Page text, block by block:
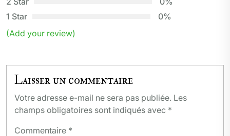
1 Star
0%
(Add your review)
Laisser un commentaire
Votre adresse e-mail ne sera pas publiée. Les
champs obligatoires sont indiqués avec *
Commentaire *